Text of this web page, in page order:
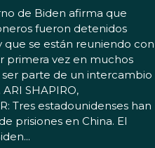
de Biden afirma que
fueron detenidos
que se están reuniendo con
primera vez en muchos
ser parte de un intercambio
SHAPIRO,
Tres estadounidenses han
prisiones en China. El